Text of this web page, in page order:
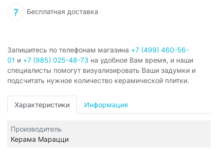
Бесплатная доставка
Запишитесь по телефонам магазина +7 (499) 460-56-
01 и +7 (985) 025-48-73 на удобное Вам время, и наши
специалисты помогут визуализировать Ваши задумки и
подсчитать нужное количество керамической плитки.
Характеристики Информация
Производитель
Керама Марацци